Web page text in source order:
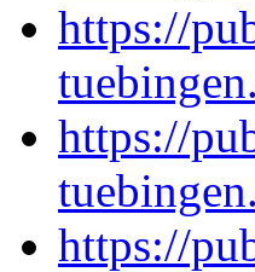
https://
https://
https://